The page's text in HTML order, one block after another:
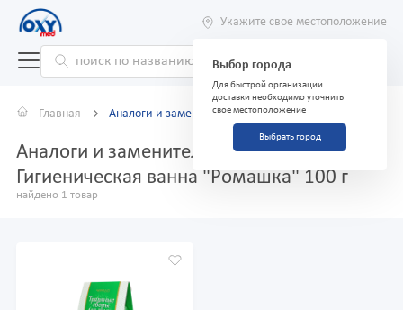
Укажите свое местоположение
Выбор города
Для быстрой организации
доставки необходимо уточнить
свое местоположение
Выбрать город
Главная Аналоги и заменители
Аналоги и заменители препарата
Гигиеническая ванна "Ромашка" 100 г
найдено 1 товар